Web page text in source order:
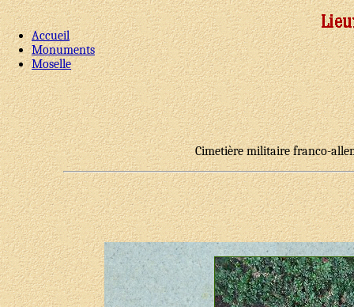
Accueil
Monuments
Moselle
Cimetière militaire franco-